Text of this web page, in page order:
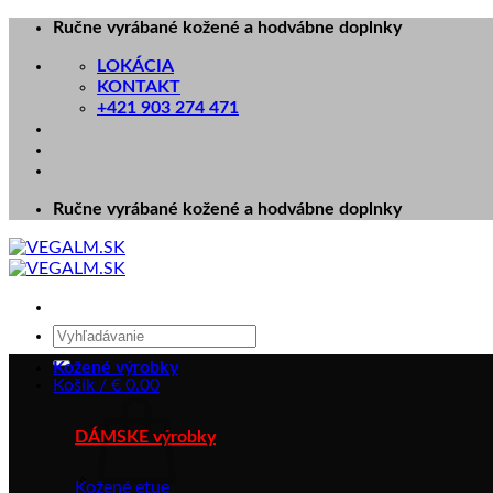
Skip
content
Ručne vyrábané kožené a hodvábne doplnky
LOKÁCIA
KONTAKT
+421 903 274 471
Ručne vyrábané kožené a hodvábne doplnky
Hľadať:
Košík / € 0.00
Kožené výrobky
DÁMSKE výrobky
Kožené etue